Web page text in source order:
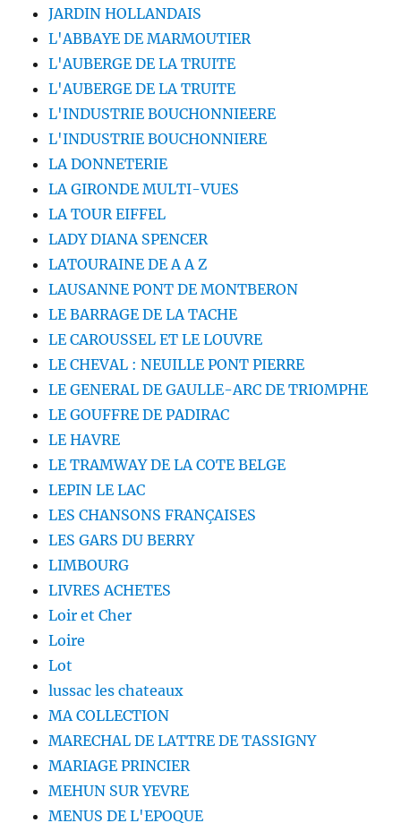
JARDIN HOLLANDAIS
L'ABBAYE DE MARMOUTIER
L'AUBERGE DE LA TRUITE
L'AUBERGE DE LA TRUITE
L'INDUSTRIE BOUCHONNIEERE
L'INDUSTRIE BOUCHONNIERE
LA DONNETERIE
LA GIRONDE MULTI-VUES
LA TOUR EIFFEL
LADY DIANA SPENCER
LATOURAINE DE A A Z
LAUSANNE PONT DE MONTBERON
LE BARRAGE DE LA TACHE
LE CAROUSSEL ET LE LOUVRE
LE CHEVAL : NEUILLE PONT PIERRE
LE GENERAL DE GAULLE-ARC DE TRIOMPHE
LE GOUFFRE DE PADIRAC
LE HAVRE
LE TRAMWAY DE LA COTE BELGE
LEPIN LE LAC
LES CHANSONS FRANÇAISES
LES GARS DU BERRY
LIMBOURG
LIVRES ACHETES
Loir et Cher
Loire
Lot
lussac les chateaux
MA COLLECTION
MARECHAL DE LATTRE DE TASSIGNY
MARIAGE PRINCIER
MEHUN SUR YEVRE
MENUS DE L'EPOQUE